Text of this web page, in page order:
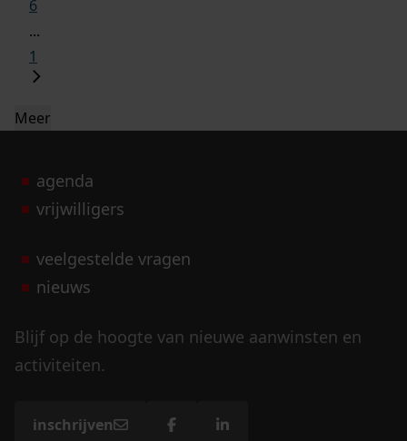
6
...
1
Meer
agenda
vrijwilligers
veelgestelde vragen
nieuws
Blijf op de hoogte van nieuwe aanwinsten en
activiteiten.
inschrijven